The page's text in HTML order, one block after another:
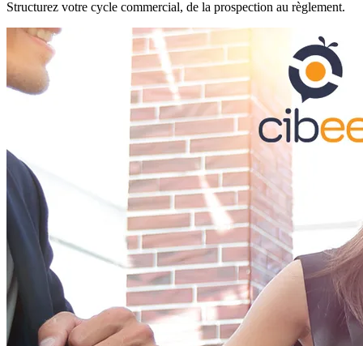
Structurez votre cycle commercial, de la prospection au règlement.